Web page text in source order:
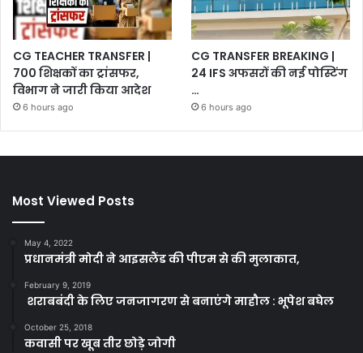
CG TEACHER TRANSFER |
700 शिक्षकों का ट्रांसफर,
विभाग ने जारी किया आदेश
6 hours ago
CG TRANSFER BREAKING |
24 IFS अफसरों की नई पोस्टिंग
…
6 hours ago
Most Viewed Posts
May 4, 2022
प्रधानमंत्री मोदी ने आइसलैंड की पीएम से की मुलाकात,
February 9, 2019
शराबबंदी के लिए जनजागरण से बनाएंगे माहौल : भूपेश बघेल
October 25, 2018
कवासी पर खूब तीर छोड़े जोगी